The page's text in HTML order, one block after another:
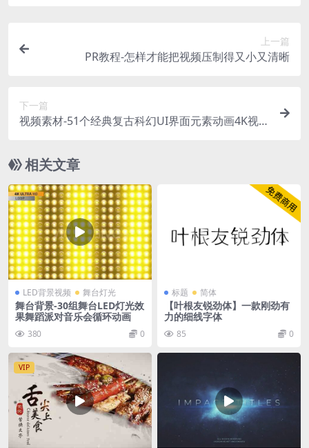
上一篇
PR教程-怎样才能把视频压制得又小又清晰
下一篇
视频素材-51个经典复古科幻UI界面元素动画4K视
相关文章
LED背景视频 舞台灯光
舞台背景-30组舞台LED灯光效
果舞蹈派对音乐会循环动画
380 0
标题 简体
【叶根友锐劲体】一款刚劲有
力的细线字体
85 0
VIP